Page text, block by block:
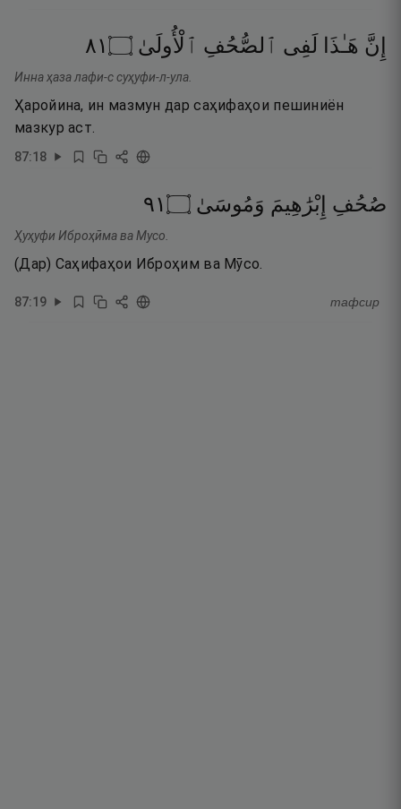
إِنَّ هَـٰذَا لَفِى ٱلصُّحُفِ ٱلْأُولَىٰ ۝١٨
Инна ҳаза лафи-с суҳуфи-л-ула.
Ҳаройина, ин мазмун дар саҳифаҳои пешиниён
мазкур аст.
87:18
صُحُفِ إِبْرَٰهِيمَ وَمُوسَىٰ ۝١٩
Ҳуҳуфи Иброҳӣма ва Мусо.
(Дар) Саҳифаҳои Иброҳим ва Мӯсо.
87:19 тафсир